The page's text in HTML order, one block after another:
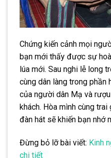
Chứng kiến cảnh mọi
bạn mới thấy được sự
lúa mới. Sau nghi lễ long
cùng dân làng trong phần
của người dân Mạ và
khách. Hòa mình cùng
đàn hát sẽ khiến bạn nhớ
Đừng bỏ lỡ bài viết: Kinh
chi tiết